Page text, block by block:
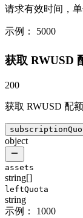
请求有效时间，
示例： 5000
获取 RWUSD
200
获取 RWUSD 配
object
assets
string[]
leftQuota
string
示例：
1000